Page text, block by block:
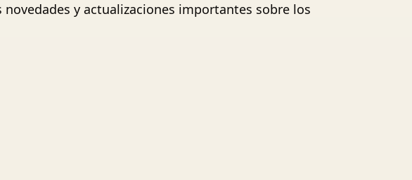
y actualizaciones importantes sobre los